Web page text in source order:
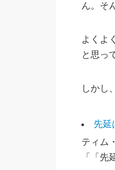
ん。そ
よくよ
と思っ
しかし
先延
ティム
「「先